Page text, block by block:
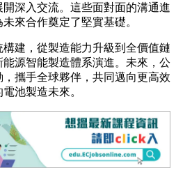
方案基於高度柔性化產線設計與
技術路線與多產品形態，在提升
決方案，涵蓋AS/RS自動化立體倉
配送中心管理系統及軟件平台，
從倉儲到產線的全流程聯動，推
能展位吸引了來自全球多個國家
，圍繞電池技術演進路徑、產線
深入交流。這些面對面的溝通進